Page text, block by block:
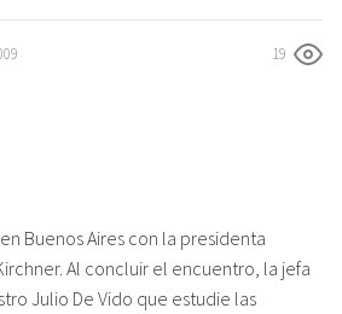
19
Buenos Aires con la presidenta
Al concluir el encuentro, la jefa
Julio De Vido que estudie las